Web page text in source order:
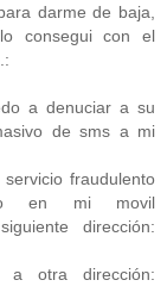
darme de baja,
consegui con el
a denuciar a su
de sms a mi
fraudulento
en mi movil
dirección:
otra dirección: